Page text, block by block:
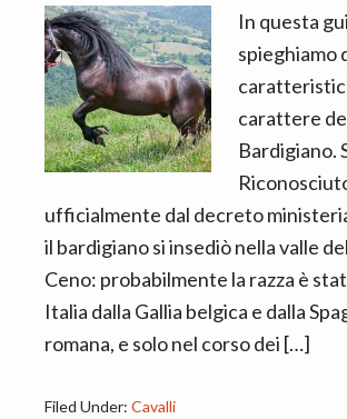
In questa
spieghiamo
carattere
Bardigiano.
ufficialmente dal decreto
il bardigiano si insediò nella valle
Ceno: probabilmente la razza è
Italia dalla Gallia belgica e dalla
romana, e solo nel corso dei […]
Filed Under: Cavalli